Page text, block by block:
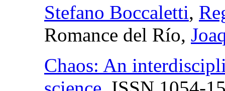
Stefano Boccaletti,
Romance del Río,
Chaos: An